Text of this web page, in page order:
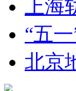
上
“五
北京